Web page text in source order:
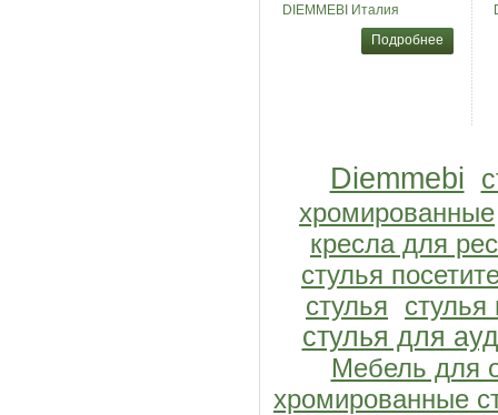
DIEMMEBI Италия
Подробнее
Diemmebi
хромированные
кресла для
стулья
стулья
стулья
стулья для
Мебель для
хромированные